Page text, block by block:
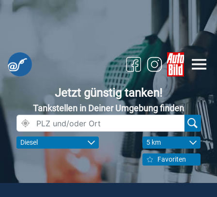
Jetzt günstig tanken!
Tankstellen in Deiner Umgebung finden
Diesel 5 km
Favoriten